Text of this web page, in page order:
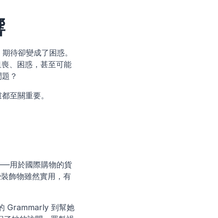
待卻變成了困惑。
、困惑，甚至可能
？
至關重要。
用於國際購物的貨
飾物雖然實用，有
Grammarly 到幫她